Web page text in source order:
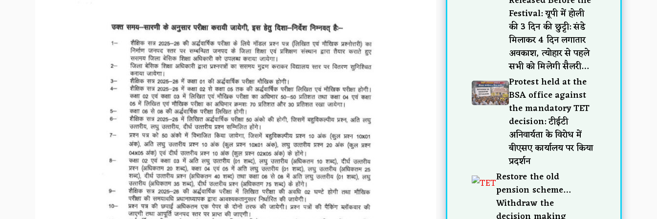
Festival: यूपी में होली
की 3 दिन की छुट्टी: संडे
मिलाकर 4 दिन लगातार
अवकाश, त्योहार से पहले
सभी को मिलेगी सैलरी…
Protest held at the
BSA office against
the mandatory TET
decision: टीईटी
अनिवार्यता के विरोध में
बीएसए कार्यालय पर किया
प्रदर्शन
Restore the old
pension scheme…
Withdraw the